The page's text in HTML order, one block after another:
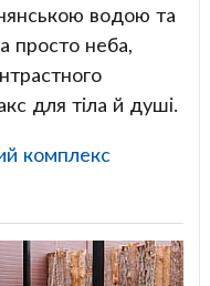
водою та
просто неба,
для тіла й душі.
комплекс